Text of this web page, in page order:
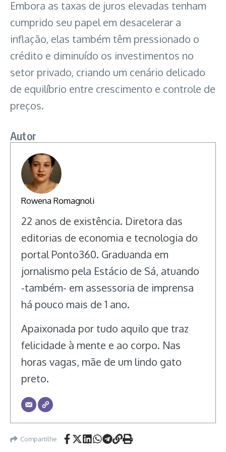
Embora as taxas de juros elevadas tenham
cumprido seu papel em desacelerar a
inflação, elas também têm pressionado o
crédito e diminuído os investimentos no
setor privado, criando um cenário delicado
de equilíbrio entre crescimento e controle de
preços.
Autor
Rowena Romagnoli
22 anos de existência. Diretora das
editorias de economia e tecnologia do
portal Ponto360. Graduanda em
jornalismo pela Estácio de Sá, atuando
-também- em assessoria de imprensa
há pouco mais de 1 ano.
Apaixonada por tudo aquilo que traz
felicidade à mente e ao corpo. Nas
horas vagas, mãe de um lindo gato
preto.
Compartilhe